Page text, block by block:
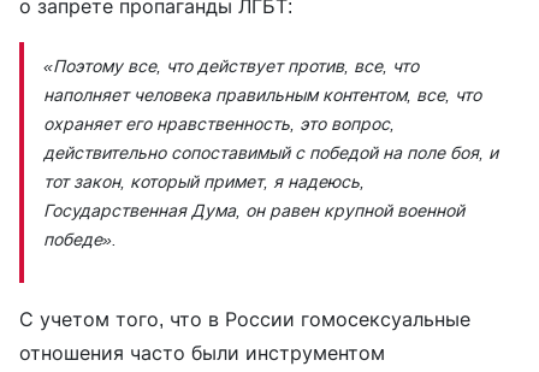
о запрете пропаганды ЛГБТ:
«Поэтому все, что действует против, все, что
наполняет человека правильным контентом, все, что
охраняет его нравственность, это вопрос,
действительно сопоставимый с победой на поле боя, и
тот закон, который примет, я надеюсь,
Государственная Дума, он равен крупной военной
победе».
С учетом того, что в России гомосексуальные
отношения часто были инструментом